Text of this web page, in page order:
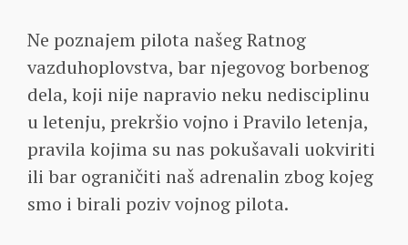
Ne poznajem pilota našeg Ratnog
vazduhoplovstva, bar njegovog borbenog
dela, koji nije napravio neku nedisciplinu
u letenju, prekršio vojno i Pravilo letenja,
pravila kojima su nas pokušavali uokviriti
ili bar ograničiti naš adrenalin zbog kojeg
smo i birali poziv vojnog pilota.